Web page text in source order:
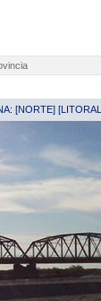
[NORTE] [LITORAL